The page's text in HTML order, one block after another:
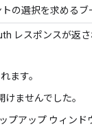
の選択を求めるブ
レスポンスが返
ます。
ませんでした。
プアップ ウィンド